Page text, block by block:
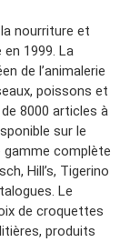
nourriture et
1999. La
de l’animalerie
poissons et
8000 articles à
sur le
gamme complète
Hill’s, Tigerino
Le
de croquettes
produits